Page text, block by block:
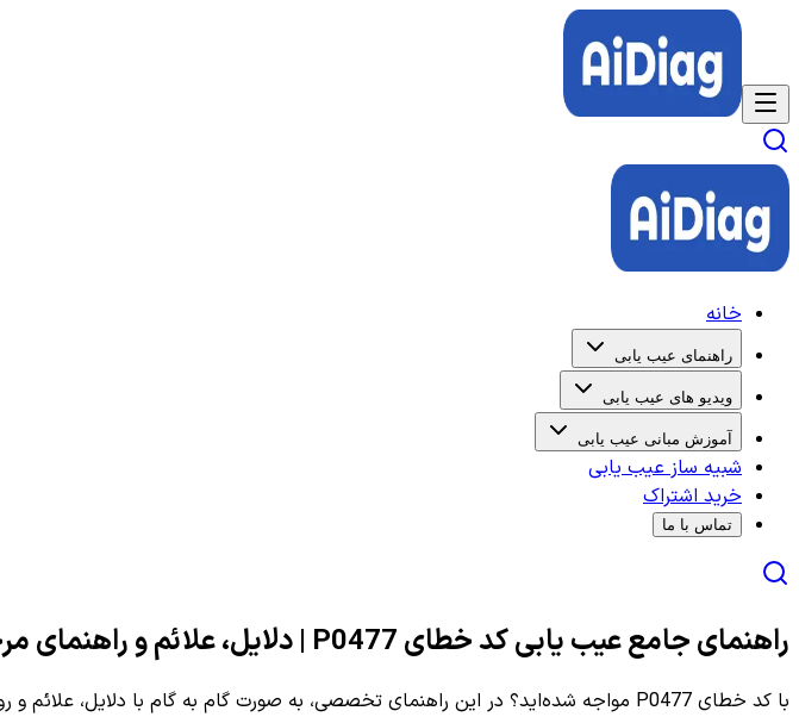
خانه
راهنمای عیب یابی
ویدیو های عیب یابی
آموزش مبانی عیب یابی
شبیه ساز عیب یابی
خرید اشتراک
تماس با ما
راهنمای جامع عیب یابی کد خطای P0477 | دلایل، علائم و راهنمای مرحله به مرحله
با کد خطای P0477 مواجه شده‌اید؟ در این راهنمای تخصصی، به صورت گام به گام با دلایل، علائم و روش‌های دقیق عیب یابی و رفع این ارور آشنا شوید.